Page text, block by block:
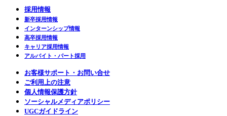
採用情報
新卒採用情報
インターンシップ情報
高卒採用情報
キャリア採用情報
アルバイト・パート採用
お客様サポート・お問い合せ
ご利用上の注意
個人情報保護方針
ソーシャルメディアポリシー
UGCガイドライン